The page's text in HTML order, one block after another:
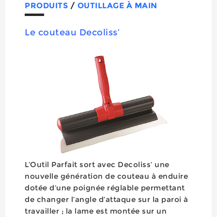
PRODUITS / OUTILLAGE À MAIN
Le couteau Decoliss’
L’Outil Parfait sort avec Decoliss’ une
nouvelle génération de couteau à enduire
dotée d’une poignée réglable permettant
de changer l’angle d’attaque sur la paroi à
travailler ; la lame est montée sur un